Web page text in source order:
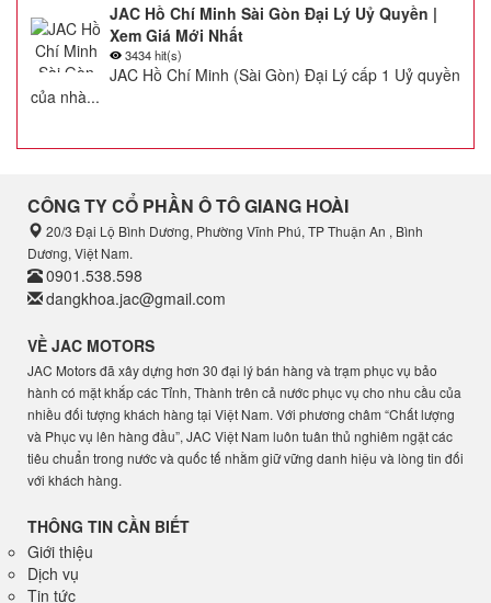
JAC Hồ Chí Minh Sài Gòn Đại Lý Uỷ Quyền |
Xem Giá Mới Nhất
3434 hit(s)
JAC Hồ Chí Minh (Sài Gòn) Đại Lý cấp 1 Uỷ quyền
của nhà...
CÔNG TY CỔ PHẦN Ô TÔ GIANG HOÀI
20/3 Đại Lộ Bình Dương, Phường Vĩnh Phú, TP Thuận An , Bình
Dương, Việt Nam.
0901.538.598
dangkhoa.jac@gmail.com
VỀ JAC MOTORS
JAC Motors đã xây dựng hơn 30 đại lý bán hàng và trạm phục vụ bảo
hành có mặt khắp các Tỉnh, Thành trên cả nước phục vụ cho nhu cầu của
nhiều đối tượng khách hàng tại Việt Nam. Với phương châm “Chất lượng
và Phục vụ lên hàng đầu”, JAC Việt Nam luôn tuân thủ nghiêm ngặt các
tiêu chuẩn trong nước và quốc tế nhằm giữ vững danh hiệu và lòng tin đối
với khách hàng.
THÔNG TIN CẦN BIẾT
Giới thiệu
Dịch vụ
Tin tức